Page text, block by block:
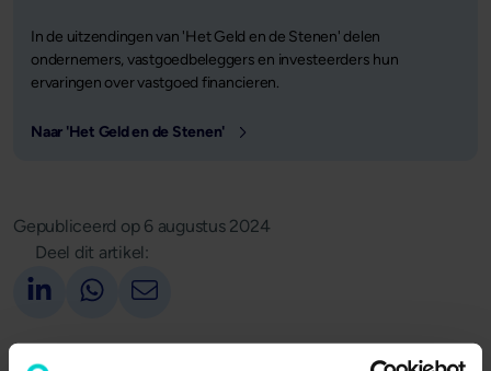
In de uitzendingen van 'Het Geld en de Stenen' delen
ondernemers, vastgoedbeleggers en investeerders hun
ervaringen over vastgoed financieren.
Naar 'Het Geld en de Stenen'
Gepubliceerd op 6 augustus 2024
Deel dit artikel:
Deel op LinkedIn
Deel via Whatsapp
Deel via email